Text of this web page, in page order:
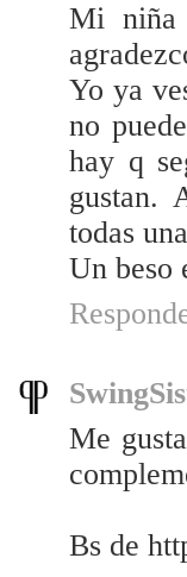
Mi niña
Yo ya
no
hay q
gustan.
todas
Un beso
Me
Bs de